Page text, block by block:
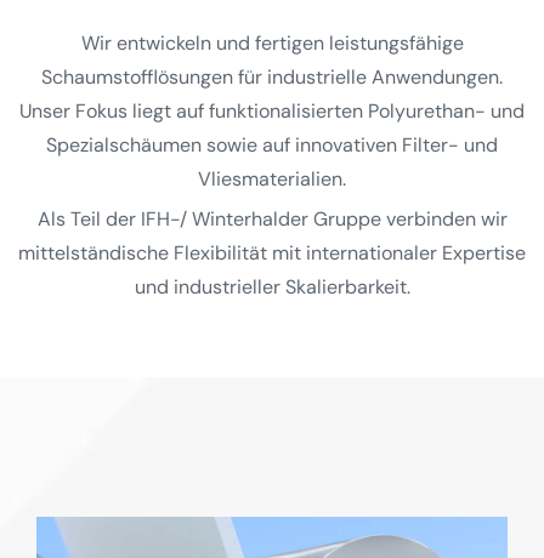
Wir entwickeln und fertigen leistungsfähige
Schaumstofflösungen für industrielle Anwendungen.
Unser Fokus liegt auf funktionalisierten Polyurethan- und
Spezialschäumen sowie auf innovativen Filter- und
Vliesmaterialien.
Als Teil der IFH-/ Winterhalder Gruppe verbinden wir
mittelständische Flexibilität mit internationaler Expertise
und industrieller Skalierbarkeit.